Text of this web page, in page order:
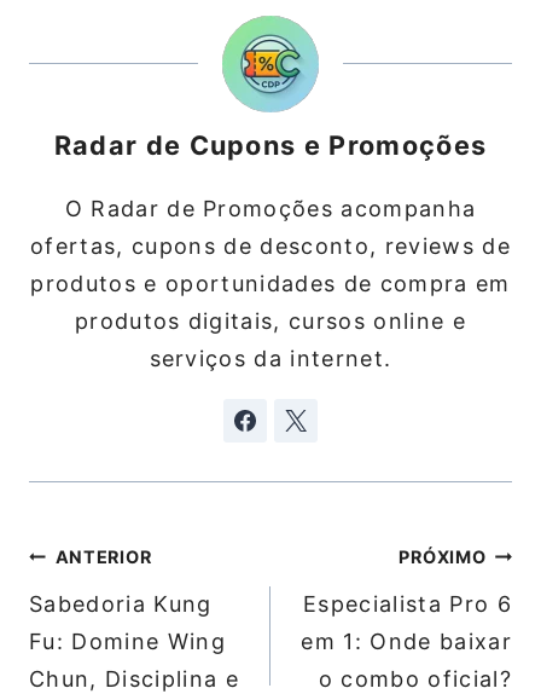
Radar de Cupons e Promoções
O Radar de Promoções acompanha
ofertas, cupons de desconto, reviews de
produtos e oportunidades de compra em
produtos digitais, cursos online e
serviços da internet.
Navegação
de
Post
ANTERIOR
Sabedoria Kung
Fu: Domine Wing
Chun, Disciplina e
PRÓXIMO
Especialista Pro 6
em 1: Onde baixar
o combo oficial?